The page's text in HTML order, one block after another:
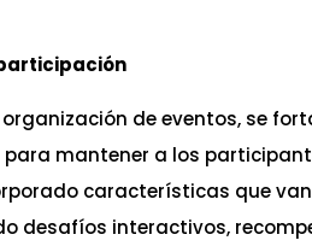
de eventos, se
mantener a los
características que
desafíos interactivos,